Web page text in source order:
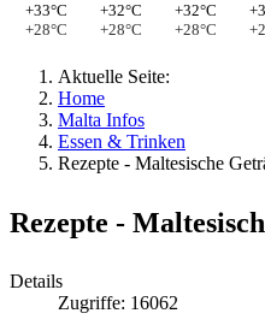
+33°C
+28°C
+32°C
+28°C
+32°C
+28°C
Aktuelle Seite:
Home
Malta Infos
Essen & Trinken
Rezepte - Maltesische
Rezepte -
Details
Zugriffe: 16062